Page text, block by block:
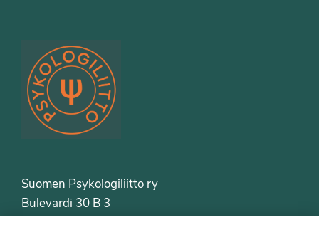
Suomen Psykologiliitto ry
Bulevardi 30 B 3